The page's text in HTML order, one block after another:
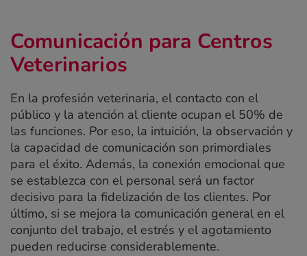
Comunicación para Centros
Veterinarios
En la profesión veterinaria, el contacto con el
público y la atención al cliente ocupan el 50% de
las funciones. Por eso, la intuición, la observación y
la capacidad de comunicación son primordiales
para el éxito. Además, la conexión emocional que
se establezca con el personal será un factor
decisivo para la fidelización de los clientes. Por
último, si se mejora la comunicación general en el
conjunto del trabajo, el estrés y el agotamiento
pueden reducirse considerablemente.